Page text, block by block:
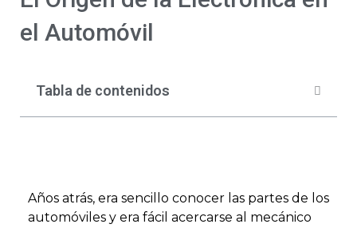
el Automóvil
Tabla de contenidos
Años atrás, era sencillo conocer las partes de los
automóviles y era fácil acercarse al mecánico